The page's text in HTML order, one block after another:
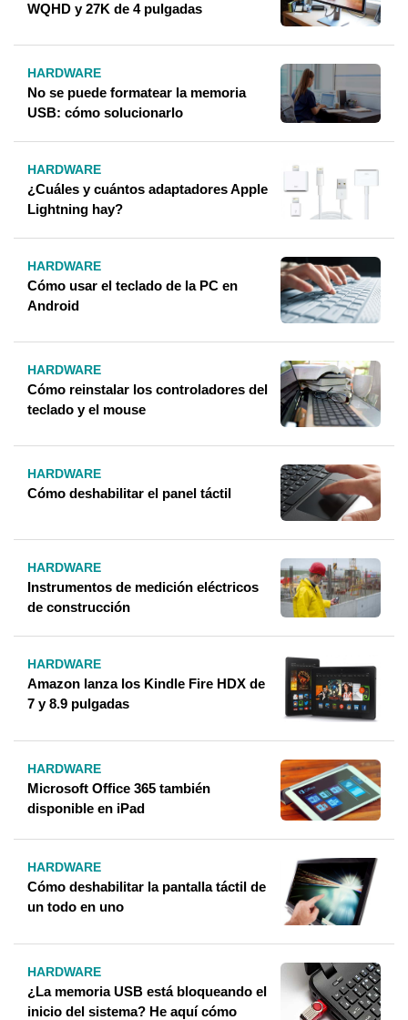
WQHD y 27K de 4 pulgadas
HARDWARE
No se puede formatear la memoria
USB: cómo solucionarlo
HARDWARE
¿Cuáles y cuántos adaptadores Apple
Lightning hay?
HARDWARE
Cómo usar el teclado de la PC en
Android
HARDWARE
Cómo reinstalar los controladores del
teclado y el mouse
HARDWARE
Cómo deshabilitar el panel táctil
HARDWARE
Instrumentos de medición eléctricos
de construcción
HARDWARE
Amazon lanza los Kindle Fire HDX de
7 y 8.9 pulgadas
HARDWARE
Microsoft Office 365 también
disponible en iPad
HARDWARE
Cómo deshabilitar la pantalla táctil de
un todo en uno
HARDWARE
¿La memoria USB está bloqueando el
inicio del sistema? He aquí cómo